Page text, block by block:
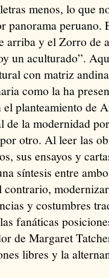
menos, lo que
panorama peruano.
arriba y el Zorro de
un aculturado”.
con matriz
como la ha
planteamiento de
de la modernidad
otro. Al leer las
sus ensayos y
síntesis entre
contrario,
y costumbres
fanáticas
de Margaret
libres y la